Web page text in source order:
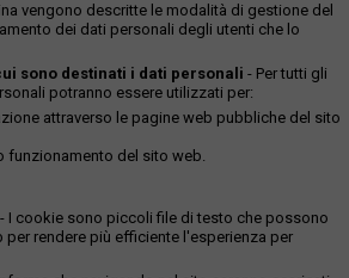
vengono descritte le modalità di gestione del
dei dati personali degli utenti che lo
sono destinati i dati personali - Per tutti gli
potranno essere utilizzati per:
attraverso le pagine web pubbliche del sito
funzionamento del sito web.
- I cookie sono piccoli file di testo che possono
rendere più efficiente l'esperienza per